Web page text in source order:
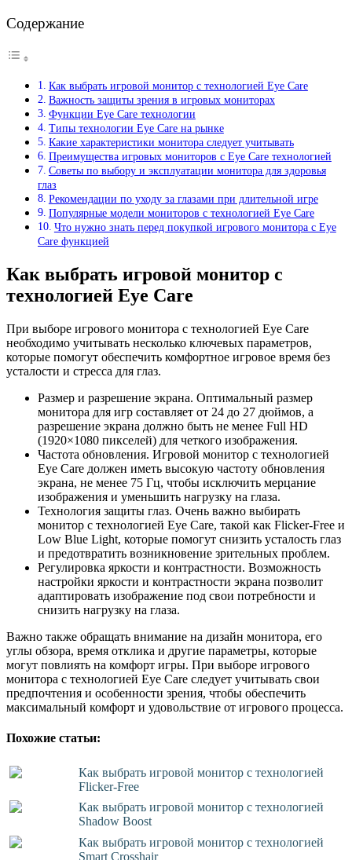
Содержание
Как выбрать игровой монитор с технологией Eye Care
Важность защиты зрения в игровых мониторах
Функции Eye Care технологии
Типы технологии Eye Care на рынке
Какие характеристики монитора следует учитывать
Преимущества игровых мониторов с Eye Care технологией
Советы по выбору и эксплуатации монитора для здоровья
глаз
Рекомендации по уходу за глазами при длительной игре
Популярные модели мониторов с технологией Eye Care
Что нужно знать перед покупкой игрового монитора с Eye
Care функцией
Как выбрать игровой монитор с
технологией Eye Care
При выборе игрового монитора с технологией Eye Care
необходимо учитывать несколько ключевых параметров,
которые помогут обеспечить комфортное игровое время без
усталости и стресса для глаз.
Размер и разрешение экрана. Оптимальный размер
монитора для игр составляет от 24 до 27 дюймов, а
разрешение экрана должно быть не менее Full HD
(1920×1080 пикселей) для четкого изображения.
Частота обновления. Игровой монитор с технологией
Eye Care должен иметь высокую частоту обновления
экрана, не менее 75 Гц, чтобы исключить мерцание
изображения и уменьшить нагрузку на глаза.
Технология защиты глаз. Очень важно выбирать
монитор с технологией Eye Care, такой как Flicker-Free и
Low Blue Light, которые помогут снизить усталость глаз
и предотвратить возникновение зрительных проблем.
Регулировка яркости и контрастности. Возможность
настройки яркости и контрастности экрана позволит
адаптировать изображение под свои потребности и
снизить нагрузку на глаза.
Важно также обращать внимание на дизайн монитора, его
углы обзора, время отклика и другие параметры, которые
могут повлиять на комфорт игры. При выборе игрового
монитора с технологией Eye Care следует учитывать свои
предпочтения и особенности зрения, чтобы обеспечить
максимальный комфорт и удовольствие от игрового процесса.
Похожие статьи:
Как выбрать игровой монитор с технологией
Flicker-Free
Как выбрать игровой монитор с технологией
Shadow Boost
Как выбрать игровой монитор с технологией
Smart Crosshair